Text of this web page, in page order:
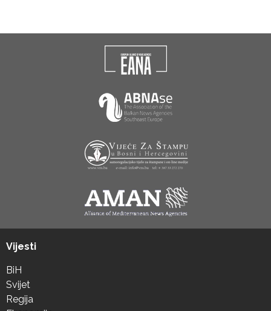
Vijesti
BiH
Svijet
Regija